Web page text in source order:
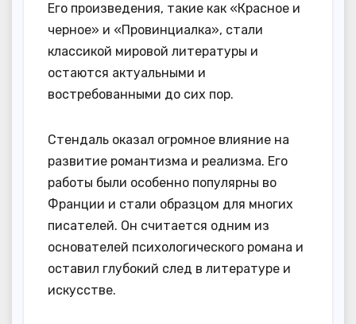
Его произведения, такие как «Красное и
черное» и «Провинциалка», стали
классикой мировой литературы и
остаются актуальными и
востребованными до сих пор.
Стендаль оказал огромное влияние на
развитие романтизма и реализма. Его
работы были особенно популярны во
Франции и стали образцом для многих
писателей. Он считается одним из
основателей психологического романа и
оставил глубокий след в литературе и
искусстве.